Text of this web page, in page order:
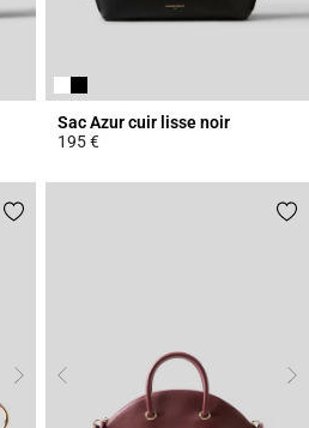
Sac Azur cuir lisse noir
195 €